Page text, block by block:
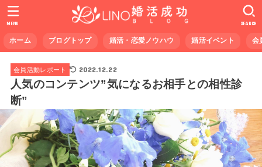
ホーム ブログトップ 婚活・恋愛ノウハウ 婚活イベント 会
SEARCH
MENU
会員活動レポート 2022.12.22
人気のコンテンツ”気になるお相手との相性診
断”